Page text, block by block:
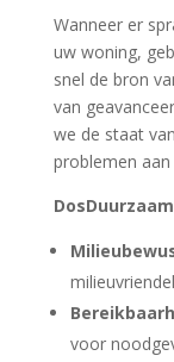
Wanneer er
uw woning,
snel de bron
van
we de staat
problemen
voor